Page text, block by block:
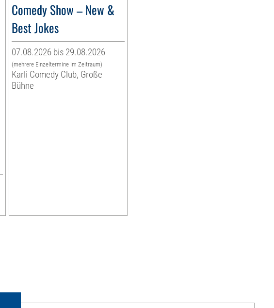
Comedy Show – New &
Best Jokes
07.08.2026 bis 29.08.2026
(mehrere Einzeltermine im Zeitraum)
Karli Comedy Club, Große
Bühne